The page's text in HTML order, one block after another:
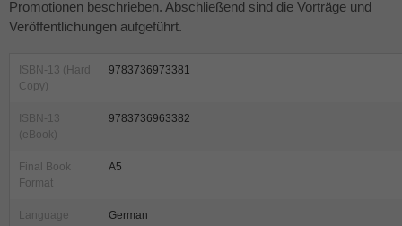
Promotionen beschrieben. Abschließend sind die Vorträge und
Veröffentlichungen aufgeführt.
ISBN-13 (Hard
Copy)
9783736973381
ISBN-13
(eBook)
9783736963382
Final Book
Format
A5
Language German